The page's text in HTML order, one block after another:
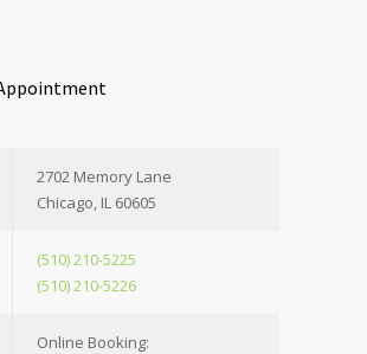
2702 Memory Lane
Chicago, IL 60605
(510) 210-5225
(510) 210-5226
Online Booking: